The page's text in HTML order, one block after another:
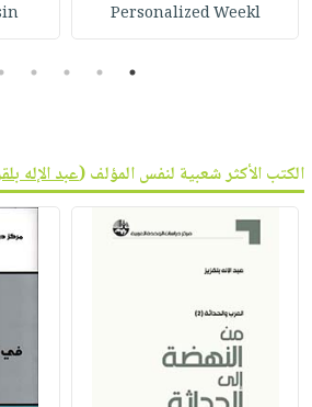
Personalized Weekl
1
2
3
4
الكتب الأكثر شعبية لنفس المؤلف (عبد الإله